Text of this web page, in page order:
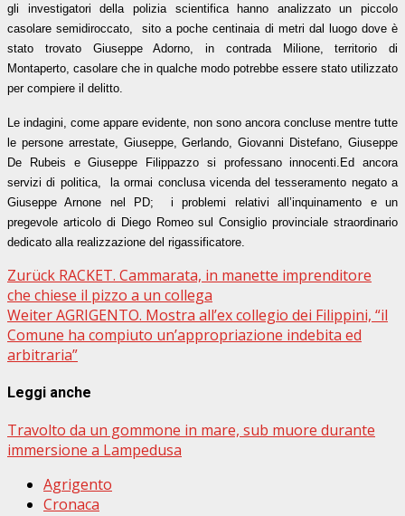
gli investigatori della polizia scientifica hanno analizzato un piccolo
casolare semidiroccato, sito a poche centinaia di metri dal luogo dove è
stato trovato Giuseppe Adorno, in contrada Milione, territorio di
Montaperto, casolare che in qualche modo potrebbe essere stato utilizzato
per compiere il delitto.
Le indagini, come appare evidente, non sono ancora concluse mentre tutte
le persone arrestate, Giuseppe, Gerlando, Giovanni Distefano, Giuseppe
De Rubeis e Giuseppe Filippazzo si professano innocenti.Ed ancora
servizi di politica, la ormai conclusa vicenda del tesseramento negato a
Giuseppe Arnone nel PD; i problemi relativi all’inquinamento e un
pregevole articolo di Diego Romeo sul Consiglio provinciale straordinario
dedicato alla realizzazione del rigassificatore.
Beitragsnavigation
Zurück RACKET. Cammarata, in manette imprenditore
che chiese il pizzo a un collega
WeiterAGRIGENTO. Mostra all’ex collegio dei Filippini, “il
Comune ha compiuto un’appropriazione indebita ed
arbitraria”
Leggi anche
Travolto da un gommone in mare, sub muore durante
immersione a Lampedusa
Agrigento
Cronaca